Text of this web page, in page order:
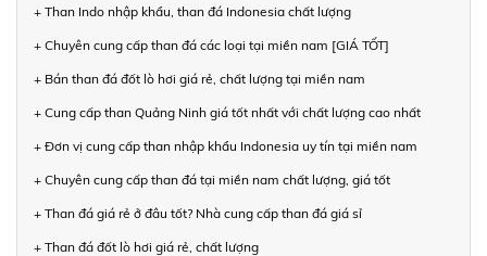
+ Than Indo nhập khẩu, than đá Indonesia chất lượng
+ Chuyên cung cấp than đá các loại tại miền nam [GIÁ TỐT]
+ Bán than đá đốt lò hơi giá rẻ, chất lượng tại miền nam
+ Cung cấp than Quảng Ninh giá tốt nhất với chất lượng cao nhất
+ Đơn vị cung cấp than nhập khẩu Indonesia uy tín tại miền nam
+ Chuyên cung cấp than đá tại miền nam chất lượng, giá tốt
+ Than đá giá rẻ ở đâu tốt? Nhà cung cấp than đá giá sỉ
+ Than đá đốt lò hơi giá rẻ, chất lượng